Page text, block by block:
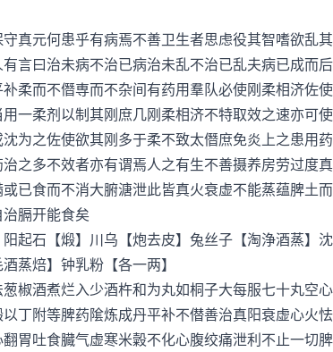
元何患乎有病焉不善卫生者思虑役其智嗜欲乱
言曰治未病不治已病治未乱不治已乱夫病已成而
柔而不僭専而不杂间有药用羣队必使刚柔相济佐
一柔剂以制其刚庶几刚柔相济不特取效之速亦可
为之佐使欲其刚多于柔不致太僭庶免炎上之患用
多不效者亦有谓焉人之有生不善摄养房劳过度
已食而不消大腑溏泄此皆真火衰虚不能蒸蕴脾土
膈开能食矣
石【煅】川乌【炮去皮】兔丝子【淘浄酒蒸】
蒸焙】钟乳粉【各一两】
酒煮烂入少酒杵和为丸如桐子大每服七十丸空
附等脾药隂炼成丹平补不僣善治真阳衰虚心火
胃吐食臓气虚寒米糓不化心腹绞痛泄利不止一切